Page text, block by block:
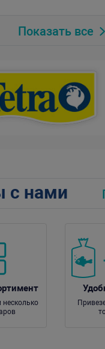
Показать все
с нами
несколько